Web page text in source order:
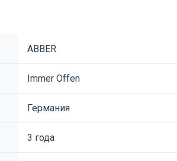
ABBER
Immer Offen
Германия
3 года